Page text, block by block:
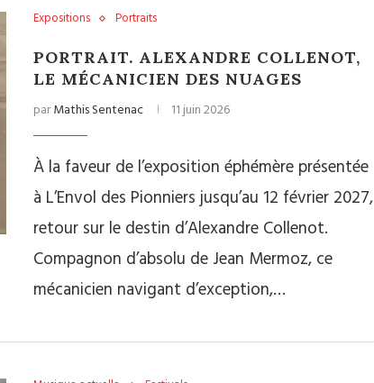
Expositions Portraits
PORTRAIT. ALEXANDRE COLLENOT,
LE MÉCANICIEN DES NUAGES
parMathis Sentenac 11 juin 2026
À la faveur de l’exposition éphémère présentée
à L’Envol des Pionniers jusqu’au 12 février 2027,
retour sur le destin d’Alexandre Collenot.
Compagnon d’absolu de Jean Mermoz, ce
mécanicien navigant d’exception,…